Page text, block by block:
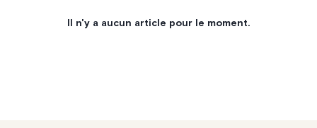
Il n'y a aucun article pour le moment.